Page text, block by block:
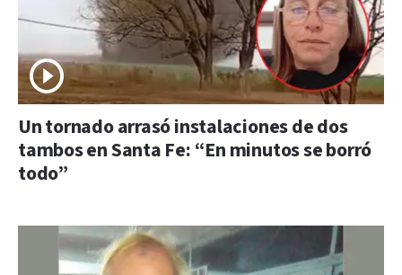
Un tornado arrasó instalaciones de dos
tambos en Santa Fe: “En minutos se borró
todo”